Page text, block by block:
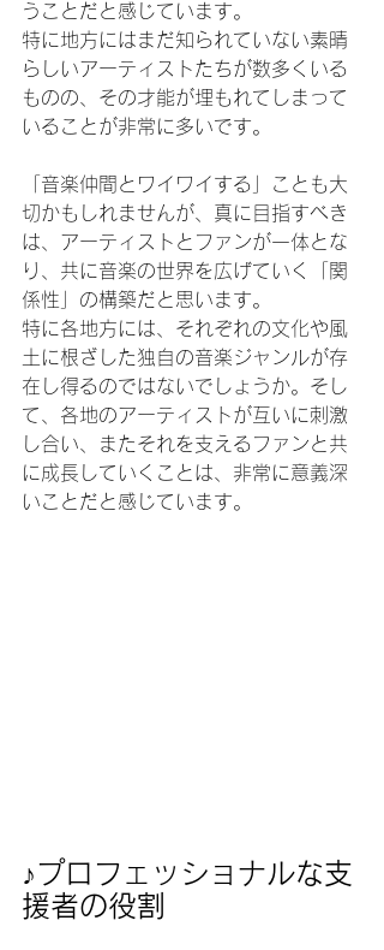
うことだと感じています。
特に地方にはまだ知られていない素晴
らしいアーティストたちが数多くいる
ものの、その才能が埋もれてしまって
いることが非常に多いです。
「音楽仲間とワイワイする」ことも大
切かもしれませんが、真に目指すべき
は、アーティストとファンが一体とな
り、共に音楽の世界を広げていく「関
係性」の構築だと思います。
特に各地方には、それぞれの文化や風
土に根ざした独自の音楽ジャンルが存
在し得るのではないでしょうか。そし
て、各地のアーティストが互いに刺激
し合い、またそれを支えるファンと共
に成長していくことは、非常に意義深
いことだと感じています。
♪プロフェッショナルな支
援者の役割